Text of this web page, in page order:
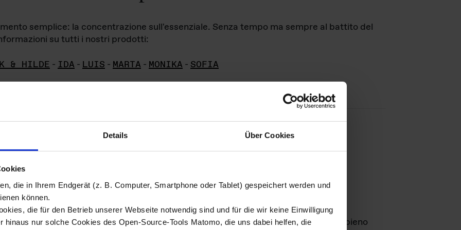
Details Über Cookies
die in Ihrem Endgerät (z. B. Computer, Smartphone oder Tablet) gespeichert werden und
können.
die für den Betrieb unserer Webseite notwendig sind und für die wir keine Einwilligung
hinaus nur solche Cookies des Open-Source-Tools Matomo, die uns dabei helfen, die
semplice: la concentrazione sull'essenziale. Senza tempo ma sempre al battito del
su tutti i nostri prodotti:
& HILDE - IDA - LUIS - MARTA - MONIKA - SOFIA
di immagini
materiale fotografico sono detenuti daDas ganze LebenGmbH e rimangono in pieno